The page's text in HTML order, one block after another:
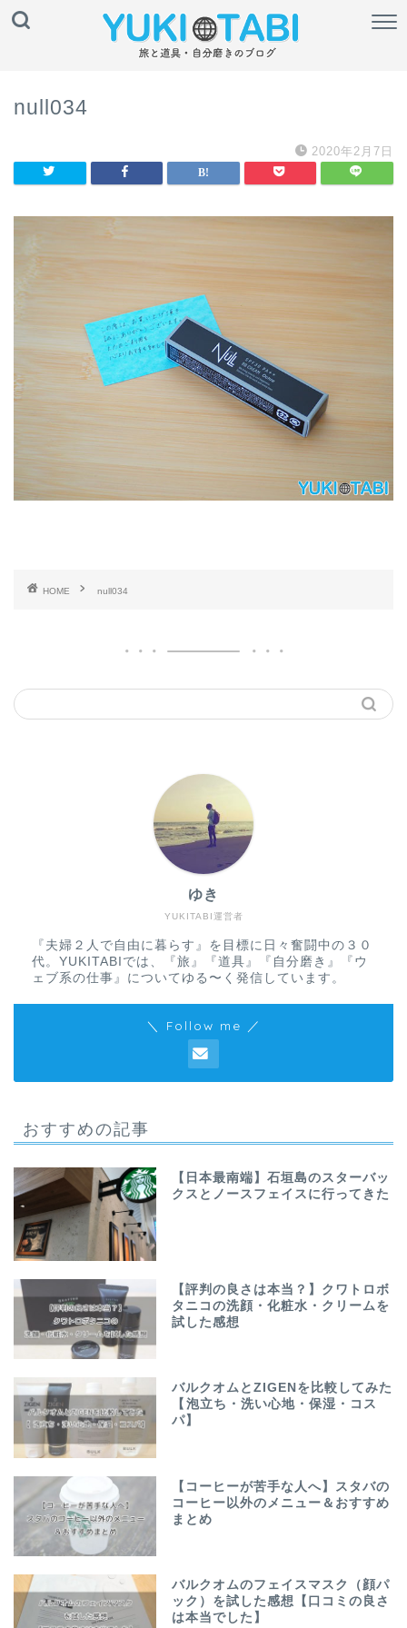
null034
2020年2月7日
HOME null034
YUKITABI運営者
ゆき
『夫婦２人で自由に暮らす』を目標に日々奮闘中の３０
代。YUKITABIでは、『旅』『道具』『自分磨き』『ウ
ェブ系の仕事』についてゆる〜く発信しています。
＼ Follow me ／
おすすめの記事
【日本最南端】石垣島のスターバッ
クスとノースフェイスに行ってきた
【評判の良さは本当？】クワトロボ
タニコの洗顔・化粧水・クリームを
試した感想
バルクオムとZIGENを比較してみた
【泡立ち・洗い心地・保湿・コス
パ】
【コーヒーが苦手な人へ】スタバの
コーヒー以外のメニュー＆おすすめ
まとめ
バルクオムのフェイスマスク（顔パ
ック）を試した感想【口コミの良さ
は本当でした】